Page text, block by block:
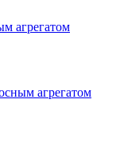
агрегатом
агрегатом